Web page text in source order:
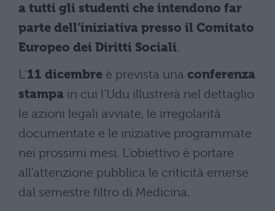
a tutti gli studenti che intendono far
parte dell’iniziativa presso il Comitato
Europeo dei Diritti Sociali.
L’11 dicembre è prevista una conferenza
stampa in cui l’Udu illustrerà nel dettaglio
le azioni legali avviate, le irregolarità
documentate e le iniziative programmate
nei prossimi mesi. L’obiettivo è portare
all’attenzione pubblica le criticità emerse
dal semestre filtro di Medicina.